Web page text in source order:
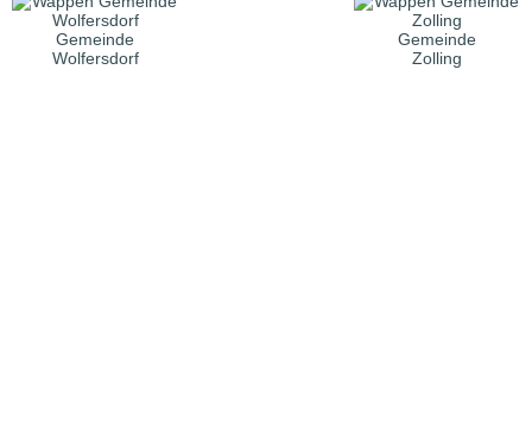
Gemeinde
Wolfersdorf
Gemeinde
Zolling